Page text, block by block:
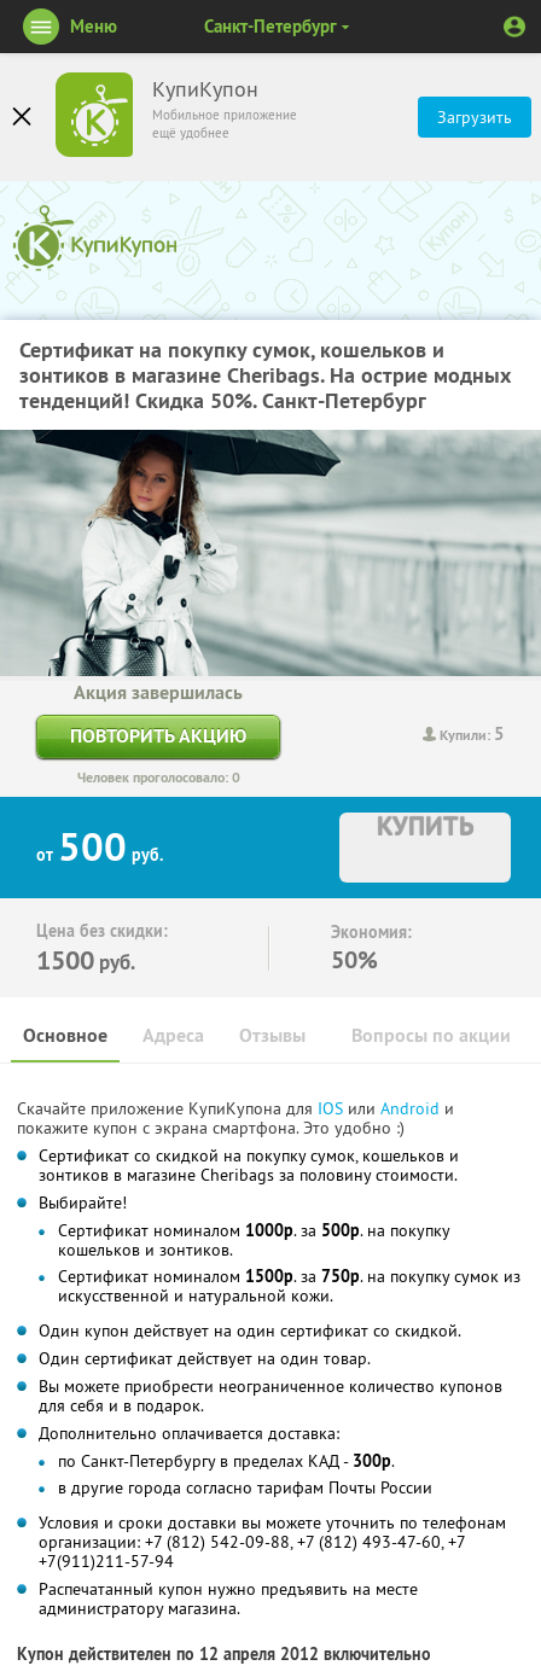
КупиКупон
Мобильное приложение
ещё удобнее
Загрузить
Меню Санкт-Петербург
Сертификат на покупку сумок, кошельков и
зонтиков в магазине Cheribags. На острие модных
тенденций! Скидка 50%. Санкт-Петербург
Купили: 5
Акция завершилась
ПОВТОРИТЬ АКЦИЮ
Человек проголосовало: 0
от 500 руб.
КУПИТЬ
Цена без скидки:
1500 руб.
Экономия:
50%
Основное Отзывы Вопросы по акции
Адреса
Скачайте приложение КупиКупона для IOS или Android и
покажите купон с экрана смартфона. Это удобно :)
Сертификат со скидкой на покупку сумок, кошельков и
зонтиков в магазине Cheribags за половину стоимости.
Выбирайте!
Сертификат номиналом 1000р. за 500р. на покупку
кошельков и зонтиков.
Сертификат номиналом 1500р. за 750р. на покупку сумок из
искусственной и натуральной кожи.
Один купон действует на один сертификат со скидкой.
Один сертификат действует на один товар.
Вы можете приобрести неограниченное количество купонов
для себя и в подарок.
Дополнительно оплачивается доставка:
по Санкт-Петербургу в пределах КАД - 300р.
в другие города согласно тарифам Почты России
Условия и сроки доставки вы можете уточнить по телефонам
организации: +7 (812) 542-09-88, +7 (812) 493-47-60, +7
+7(911)211-57-94
Распечатанный купон нужно предъявить на месте
администратору магазина.
Купон действителен по 12 апреля 2012 включительно